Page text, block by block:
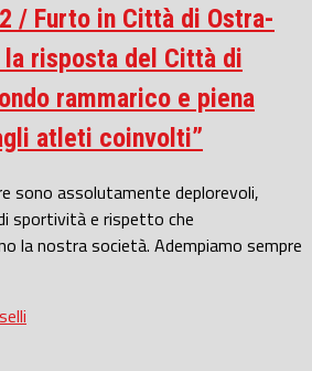
/ Furto in Città di Ostra-
la risposta del Città di
rammarico e piena
atleti coinvolti”
sono assolutamente deplorevoli,
sportività e rispetto che
la nostra società. Adempiamo sempre